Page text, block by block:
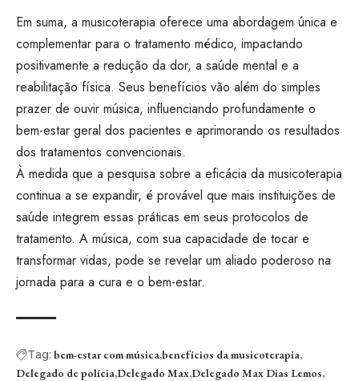
Em suma, a musicoterapia oferece uma abordagem única e
complementar para o tratamento médico, impactando
positivamente a redução da dor, a saúde mental e a
reabilitação física. Seus benefícios vão além do simples
prazer de ouvir música, influenciando profundamente o
bem-estar geral dos pacientes e aprimorando os resultados
dos tratamentos convencionais.
À medida que a pesquisa sobre a eficácia da musicoterapia
continua a se expandir, é provável que mais instituições de
saúde integrem essas práticas em seus protocolos de
tratamento. A música, com sua capacidade de tocar e
transformar vidas, pode se revelar um aliado poderoso na
jornada para a cura e o bem-estar.
Tag: bem-estar com música benefícios da musicoterapia
Delegado de polícia Delegado Max Delegado Max Dias Lemos